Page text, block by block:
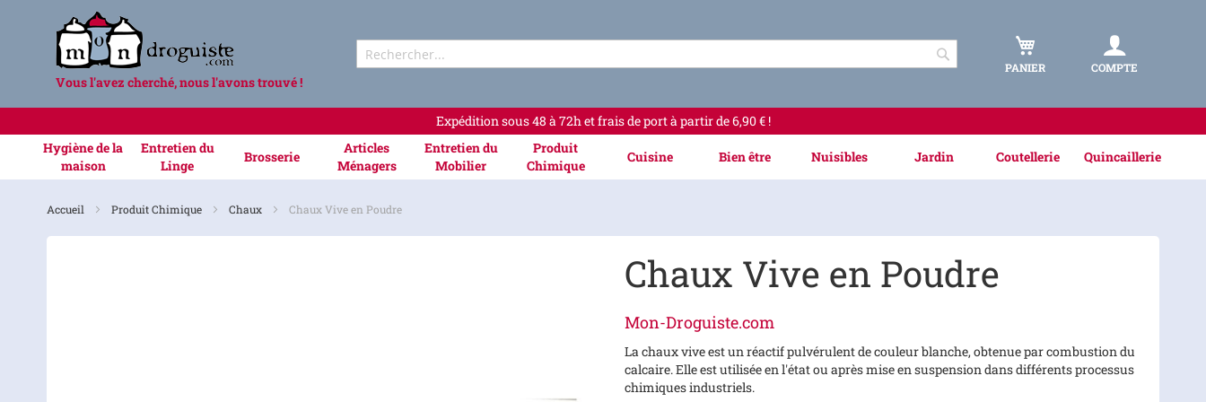
Vous l'avez cherché, nous l'avons trouvé !
RechercherPANIER COMPTE
Expédition sous 48 à 72h et frais de port à partir de 6,90 € !
Hygiène de la
maison
Entretien du
Linge
Brosserie
Articles
Ménagers
Entretien du
Mobilier
Produit
Chimique
Cuisine Bien être Nuisibles Jardin Coutellerie Quincaillerie
Accueil Produit Chimique Chaux Chaux Vive en Poudre
Chaux Vive en Poudre
Mon-Droguiste.com
La chaux vive est un réactif pulvérulent de couleur blanche, obtenue par combustion du
calcaire. Elle est utilisée en l'état ou après mise en suspension dans différents processus
chimiques industriels.